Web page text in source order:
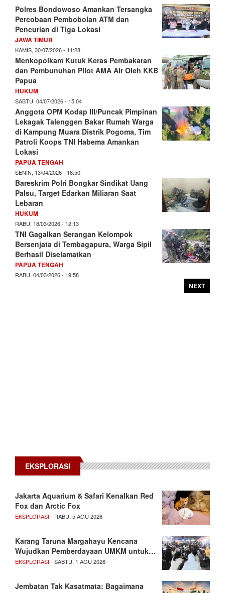
Polres Bondowoso Amankan Tersangka
Percobaan Pembobolan ATM dan
Pencurian di Tiga Lokasi
JAWA TIMUR
KAMIS, 30/07/2026 - 11:28
Menkopolkam Kutuk Keras Pembakaran
dan Pembunuhan Pilot AMA Air Oleh KKB
Papua
HUKUM
SABTU, 04/07/2026 - 15:04
Anggota OPM Kodap III/Puncak Pimpinan
Lekagak Talenggen Bakar Rumah Warga
di Kampung Muara Distrik Pogoma, Tim
Patroli Koops TNI Habema Amankan
Lokasi
PAPUA TENGAH
SENIN, 13/04/2026 - 16:50
Bareskrim Polri Bongkar Sindikat Uang
Palsu, Target Edarkan Miliaran Saat
Lebaran
HUKUM
RABU, 18/03/2026 - 12:13
TNI Gagalkan Serangan Kelompok
Bersenjata di Tembagapura, Warga Sipil
Berhasil Diselamatkan
PAPUA TENGAH
RABU, 04/03/2026 - 19:58
NEXT
EKSPLORASI
Jakarta Aquarium & Safari Kenalkan Red
Fox dan Arctic Fox
EKSPLORASI- RABU, 5 AGU 2026
Karang Taruna Margahayu Kencana
Wujudkan Pemberdayaan UMKM untuk…
EKSPLORASI- SABTU, 1 AGU 2026
Jembatan Tak Kasatmata: Bagaimana